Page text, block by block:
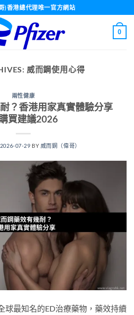
)香港總代理唯一官方網站
0
威而鋼使用心得
兩性健康
？香港用家真實體驗分享
買建議2026
2026-07-29 BY 威而鋼（偉哥）
球最知名的ED治療藥物，藥效持續